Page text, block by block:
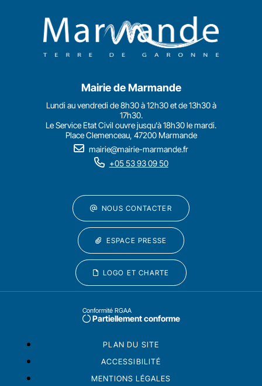
Mairie de Marmande
Lundi au vendredi de 8h30 à 12h30 et de 13h30 à
17h30.
Le Service Etat Civil ouvre jusqu'à 18h30 le mardi.
Place Clemenceau, 47200 Marmande
mairie@mairie-marmande.fr
+05 53 93 09 50
NOUS CONTACTER
ESPACE PRESSE
LOGO ET CHARTE
Conformité RGAA
Partiellement conforme
PLAN DU SITE
ACCESSIBILITÉ
MENTIONS LÉGALES